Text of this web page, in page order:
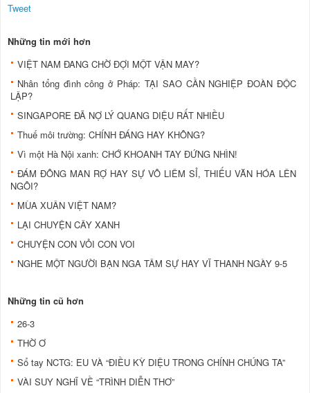
Tweet
Những tin mới hơn
VIỆT NAM ĐANG CHỜ ĐỢI MỘT VẬN MAY?
Nhân tổng đình công ở Pháp: TẠI SAO CẦN NGHIỆP ĐOÀN ĐỘC
LẬP?
SINGAPORE ĐÃ NỢ LÝ QUANG DIỆU RẤT NHIỀU
Thuế môi trường: CHÍNH ĐÁNG HAY KHÔNG?
Vì một Hà Nội xanh: CHỚ KHOANH TAY ĐỨNG NHÌN!
ĐÁM ĐÔNG MAN RỢ HAY SỰ VÔ LIÊM SỈ, THIẾU VĂN HÓA LÊN
NGÔI?
MÙA XUÂN VIỆT NAM?
LẠI CHUYỆN CÂY XANH
CHUYỆN CON VỎI CON VOI
NGHE MỘT NGƯỜI BẠN NGA TÂM SỰ HAY VĨ THANH NGÀY 9-5
Những tin cũ hơn
26-3
THỜ Ơ
Sổ tay NCTG: EU VÀ “ĐIỀU KỲ DIỆU TRONG CHÍNH CHÚNG TA”
VÀI SUY NGHĨ VỀ “TRÌNH DIỄN THƠ”